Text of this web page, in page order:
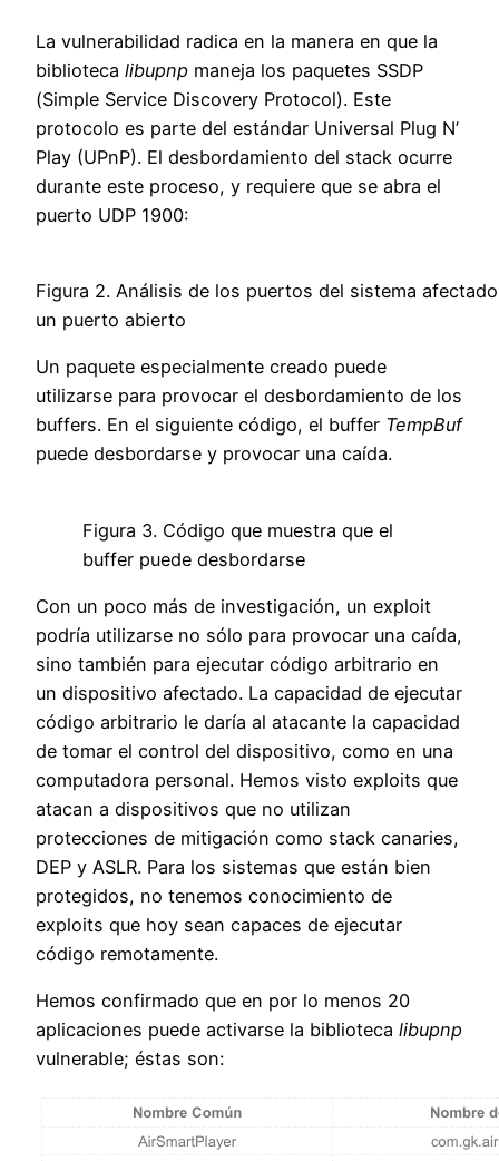
La vulnerabilidad radica en la manera en que la
biblioteca libupnp maneja los paquetes SSDP
(Simple Service Discovery Protocol). Este
protocolo es parte del estándar Universal Plug N’
Play (UPnP). El desbordamiento del stack ocurre
durante este proceso, y requiere que se abra el
puerto UDP 1900:
Figura 2. Análisis de los puertos del sistema
un puerto abierto
Un paquete especialmente creado puede
utilizarse para provocar el desbordamiento de los
buffers. En el siguiente código, el buffer TempBuf
puede desbordarse y provocar una caída.
Figura 3. Código que muestra que el
buffer puede desbordarse
Con un poco más de investigación, un exploit
podría utilizarse no sólo para provocar una caída,
sino también para ejecutar código arbitrario en
un dispositivo afectado. La capacidad de ejecutar
código arbitrario le daría al atacante la capacidad
de tomar el control del dispositivo, como en una
computadora personal. Hemos visto exploits que
atacan a dispositivos que no utilizan
protecciones de mitigación como stack canaries,
DEP y ASLR. Para los sistemas que están bien
protegidos, no tenemos conocimiento de
exploits que hoy sean capaces de ejecutar
código remotamente.
Hemos confirmado que en por lo menos 20
aplicaciones puede activarse la biblioteca libupnp
vulnerable; éstas son: